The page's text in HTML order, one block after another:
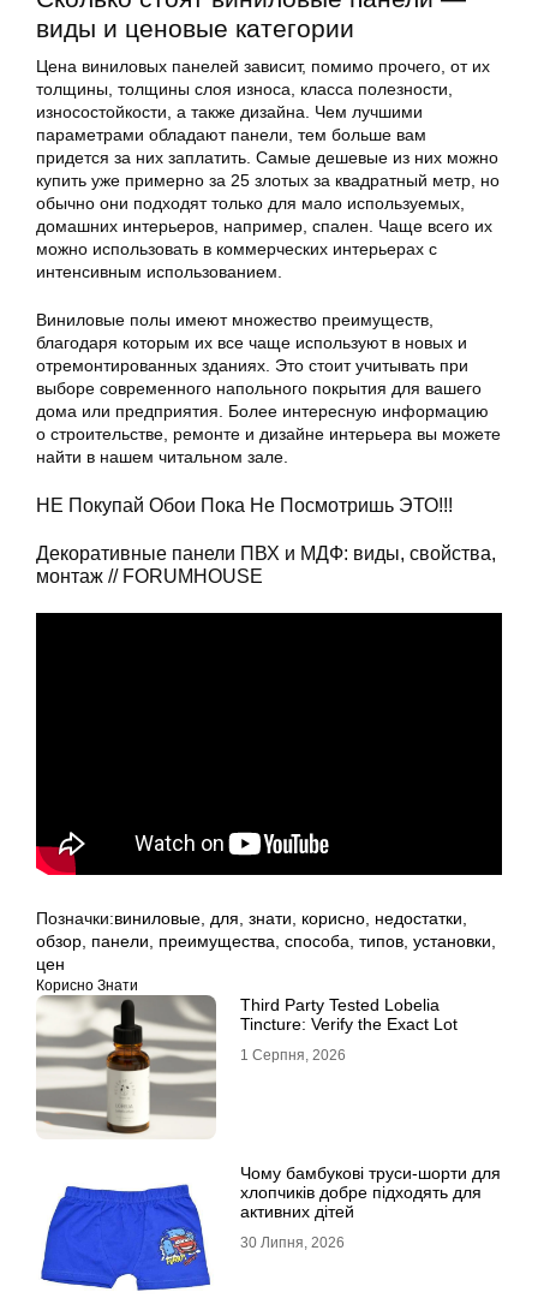
виды и ценовые категории
Цена виниловых панелей зависит, помимо прочего, от их
толщины, толщины слоя износа, класса полезности,
износостойкости, а также дизайна. Чем лучшими
параметрами обладают панели, тем больше вам
придется за них заплатить. Самые дешевые из них можно
купить уже примерно за 25 злотых за квадратный метр, но
обычно они подходят только для мало используемых,
домашних интерьеров, например, спален. Чаще всего их
можно использовать в коммерческих интерьерах с
интенсивным использованием.
Виниловые полы имеют множество преимуществ,
благодаря которым их все чаще используют в новых и
отремонтированных зданиях. Это стоит учитывать при
выборе современного напольного покрытия для вашего
дома или предприятия. Более интересную информацию
о строительстве, ремонте и дизайне интерьера вы можете
найти в нашем читальном зале.
НЕ Покупай Обои Пока Не Посмотришь ЭТО!!!
Декоративные панели ПВХ и МДФ: виды, свойства,
монтаж // FORUMHOUSE
Позначки:виниловые для знати корисно недостатки
обзор панели преимущества способа типов установки
цен
Корисно Знати
Third Party Tested Lobelia
Tincture: Verify the Exact Lot
1 Серпня, 2026
Чому бамбукові труси-шорти для
хлопчиків добре підходять для
активних дітей
30 Липня, 2026